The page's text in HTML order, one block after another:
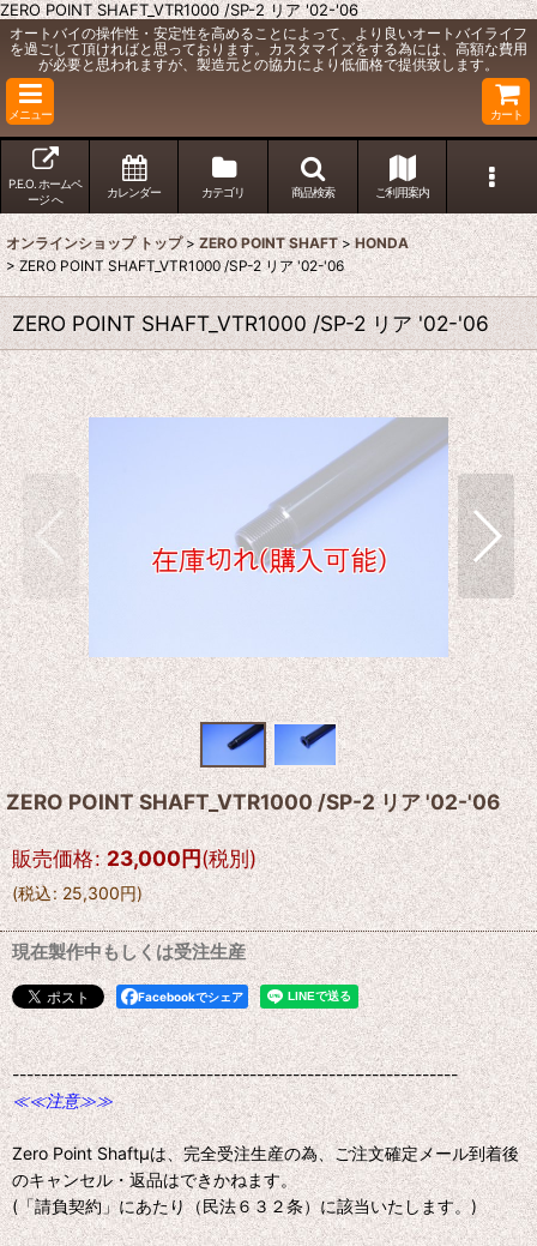
ZERO POINT SHAFT_VTR1000 /SP-2 リア '02-'06
オートバイの操作性・安定性を高めることによって、より良いオートバイライフ
を過ごして頂ければと思っております。カスタマイズをする為には、高額な費用
が必要と思われますが、製造元との協力により低価格で提供致します。
メニュー カート
P.E.O. ホームペ
ージ へ
カレンダー カテゴリ 商品検索 ご利用案内
オンラインショップ トップ > ZERO POINT SHAFT > HONDA
> ZERO POINT SHAFT_VTR1000 /SP-2 リア '02-'06
ZERO POINT SHAFT_VTR1000 /SP-2 リア '02-'06
ZERO POINT SHAFT_VTR1000 /SP-2 リア '02-'06
販売価格: 23,000円(税別)
(税込: 25,300円)
現在製作中もしくは受注生産
Facebookでシェア
--------------------------------------------------------------
≪≪注意≫≫
Zero Point Shaftμは、完全受注生産の為、ご注文確定メール到着後
のキャンセル・返品はできかねます。
(「請負契約」にあたり（民法６３２条）に該当いたします。)